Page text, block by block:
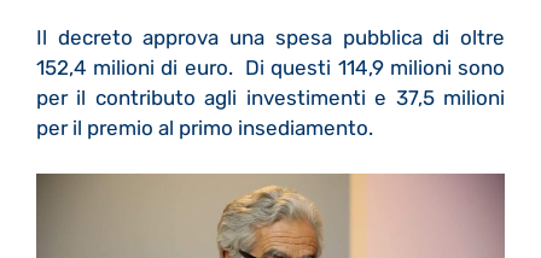
Il decreto approva una spesa pubblica di oltre
152,4 milioni di euro. Di questi 114,9 milioni sono
per il contributo agli investimenti e 37,5 milioni
per il premio al primo insediamento.